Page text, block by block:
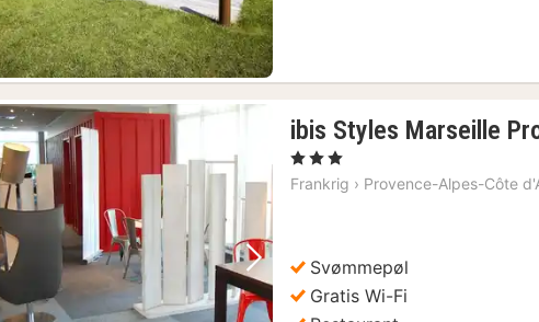
Forrige billede Næste billede
ibis Styles Marseille
, 3 Stjerner
Frankrig › Provence-Alpes-Côte
Svømmepøl
Gratis Wi-Fi